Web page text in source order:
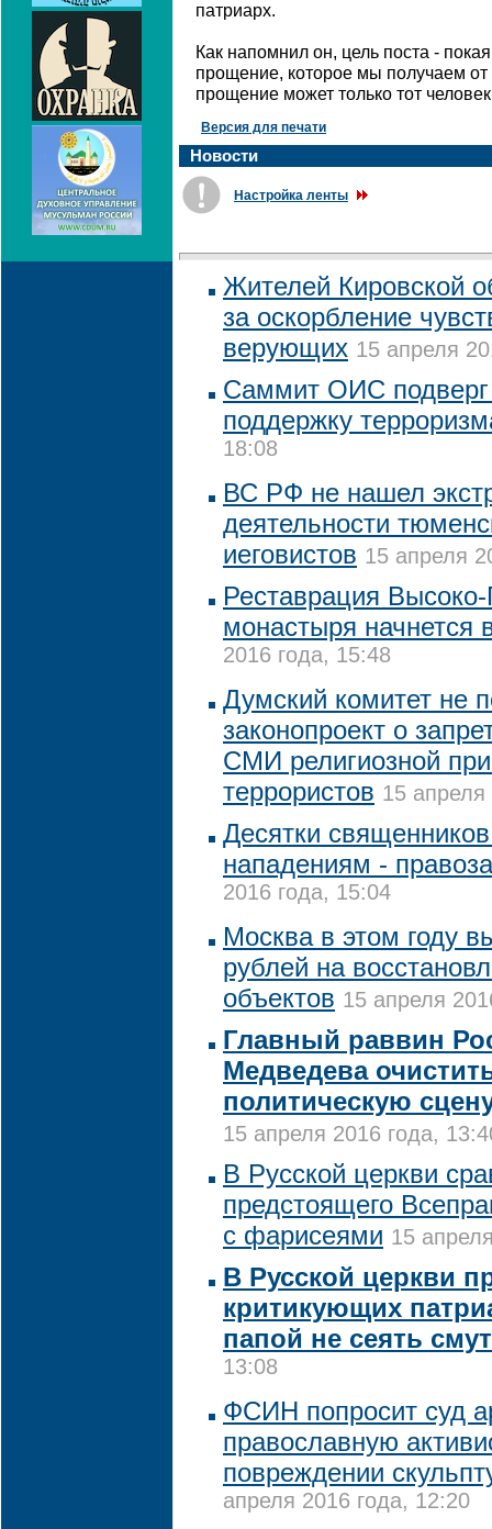
патриарх.
Как напомнил он, цель поста -
прощение, которое мы получаем от
прощение может только тот
Версия для печати
Новости
Настройка ленты
Жителей Кировской
за оскорбление
верующих 15 апреля
Саммит ОИС подверг
поддержку
18:08
ВС РФ не нашел
деятельности
иеговистов 15 апреля
Реставрация Высоко-
монастыря начнется
2016 года, 15:48
Думский комитет не
законопроект о
СМИ религиозной
террористов 15 апреля
Десятки
нападениям -
2016 года, 15:04
Москва в этом году
рублей на
объектов 15 апреля
Главный раввин
Медведева
политическую
15 апреля 2016 года,
В Русской церкви
предстоящего
с фарисеями 15
В Русской церкви
критикующих
папой не сеять
13:08
ФСИН попросит суд
православную
повреждении
апреля 2016 года, 12:20